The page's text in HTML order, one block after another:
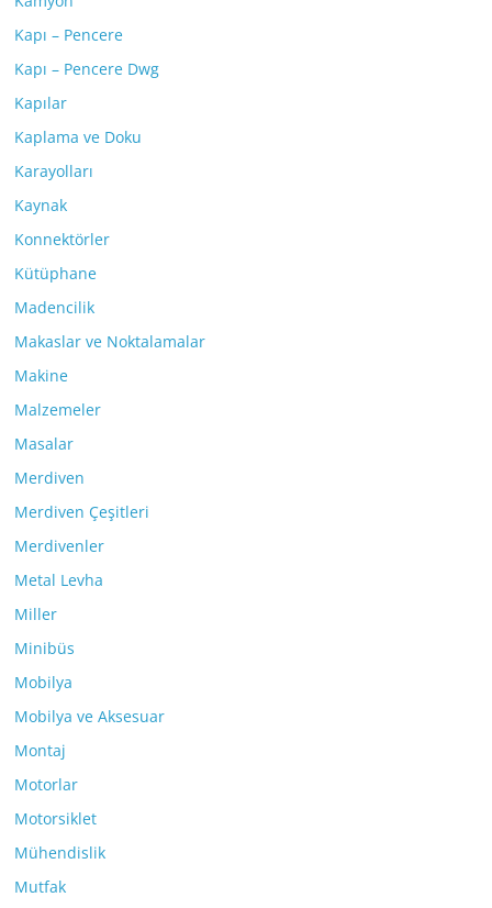
Kapı – Pencere
Kapı – Pencere Dwg
Kapılar
Kaplama ve Doku
Karayolları
Kaynak
Konnektörler
Kütüphane
Madencilik
Makaslar ve Noktalamalar
Makine
Malzemeler
Masalar
Merdiven
Merdiven Çeşitleri
Merdivenler
Metal Levha
Miller
Minibüs
Mobilya
Mobilya ve Aksesuar
Montaj
Motorlar
Motorsiklet
Mühendislik
Mutfak